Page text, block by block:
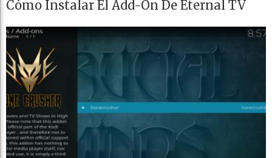
Cómo Instalar El Add-On De Eternal TV